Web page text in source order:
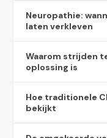
Neuropathie:
laten verkleven
Waarom strijden
oplossing is
Hoe traditionele
bekijkt